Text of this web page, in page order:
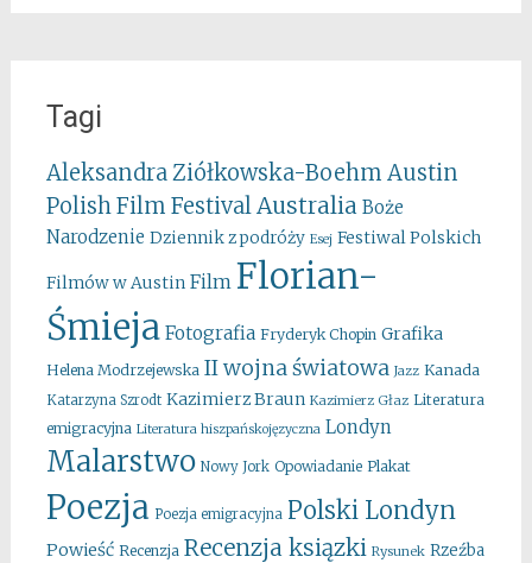
Tagi
Aleksandra Ziółkowska-Boehm Austin
Polish Film FestivalAustralia Boże
Narodzenie Dziennik z podróży Esej Festiwal Polskich
Filmów w Austin Film Florian-
Śmieja Fotografia Fryderyk Chopin Grafika
Helena Modrzejewska II wojna światowa Jazz Kanada
Katarzyna Szrodt Kazimierz Braun Kazimierz Głaz Literatura
emigracyjna Literatura hiszpańskojęzyczna Londyn
Malarstwo Nowy Jork Opowiadanie Plakat
Poezja Poezja emigracyjna Polski Londyn
Powieść Recenzja Recenzja ksiązki Rysunek Rzeźba